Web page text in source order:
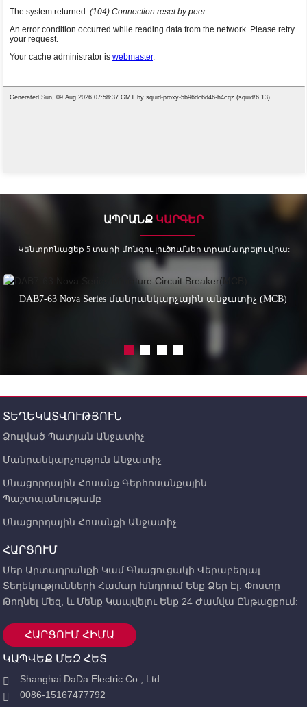
ԱՊՐԱՆՔ ԿԱՐԳԵՐ
Կենտրոնացեք 5 տարի մոնգու լուծումներ տրամադրելու վրա:
DAB7-63 Nova Series մանրանկարչային անջատիչ (MCB)
ՏԵՂԵԿԱՏՎՈՒԹՅՈՒՆ
Ձուլված Պատյան Անջատիչ
Մանրանկարչություն Անջատիչ
Մնացորդային Հոսանք Գերհոսանքային
Պաշտպանությամբ
Մնացորդային Հոսանքի Անջատիչ
ՀԱՐՑՈՒՄ
Մեր Արտադրանքի Կամ Գնացուցակի Վերաբերյալ
Տեղեկությունների Համար Խնդրում Ենք Ձեր Էլ. Փոստը
Թողնել Մեզ, ԵՒ Մենք Կապվելու Ենք 24 Ժամվա Ընթացքում:
ՀԱՐՑՈՒՄ ՀԻՄԱ
ԿԱՊՎԵՔ ՄԵԶ ՀԵՏ
Shanghai DaDa Electric Co., Ltd.
0086-15167477792